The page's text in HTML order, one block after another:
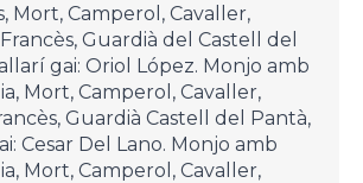
Mort, Camperol, Cavaller,
Guardià del Castell del
gai: Oriol López. Monjo amb
Mort, Camperol, Cavaller,
Guardià Castell del Pantà,
Cesar Del Lano. Monjo amb
Mort, Camperol, Cavaller,